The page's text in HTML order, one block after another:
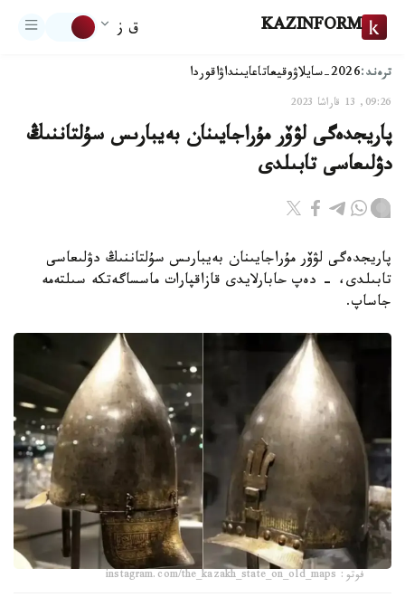
KAZINFORM ق ز
ترەند:2026-سايلاۋ وقيعاتاعايىنداۋاقوردا
09:26, 13 قاراشا 2023
پاريجدەگى لۋۆر مۇراجايىنان بەيبارىس سۇلتاننىڭ
دۋلىعاسى تابىلدى
پاريجدەگى لۋۆر مۇراجايىنان بەيبارىس سۇلتاننىڭ دۋلىعاسى
تابىلدى، - دەپ حابارلايدى قازاقپارات ماسساگەتكە سىلتەمە
جاساپ.
فوتو: instagram.com/the_kazakh_state_on_old_maps